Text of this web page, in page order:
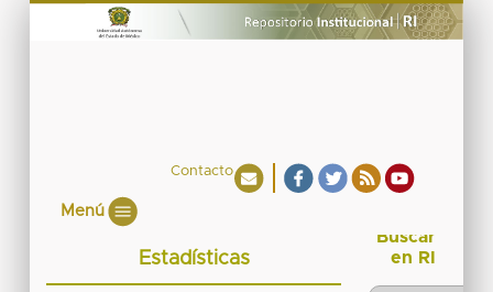
Contacto
Menú
Estadísticas
Buscar
en RI